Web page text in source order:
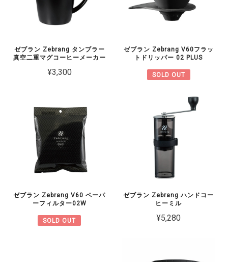
ゼブラン Zebrang タンブラー
真空二重マグコーヒーメーカー
¥3,300
ゼブラン Zebrang V60フラッ
トドリッパー 02 PLUS
SOLD OUT
ゼブラン Zebrang V60 ペーパ
ーフィルター02W
SOLD OUT
ゼブラン Zebrang ハンドコー
ヒーミル
¥5,280